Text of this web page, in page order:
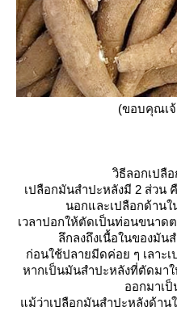
(ขอบคุณเ
วิธีลอกเปลื
เปลือกมันสำปะหลังมี 2 ส่วน
นอกและเปลือกด้าน
เวลาปอกให้ตัดเป็นท่อนขนา
ลึกลงถึงเนื้อในของมัน
ก่อนใช้ปลายมีดค่อย ๆ เลาะ
หากเป็นมันสำปะหลังที่ตัดมาใ
ออกมาเ
ม้ว่าเปลือกมันสำปะหลังด้าน